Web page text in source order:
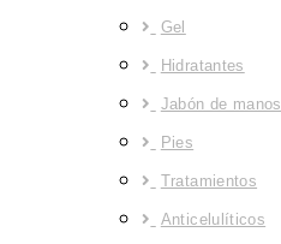
Gel
Hidratantes
Jabón de manos
Pies
Tratamientos
Anticelulíticos